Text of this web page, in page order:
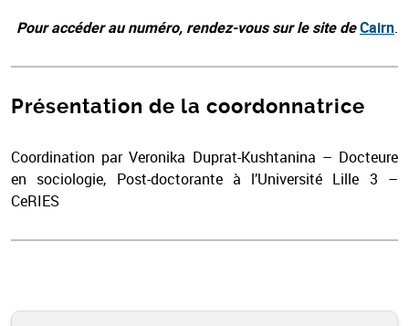
Pour accéder au numéro, rendez-vous sur le site deCairn.
Présentation de la coordonnatrice
Coordination par Veronika Duprat-Kushtanina – Docteure
en sociologie, Post-doctorante à l’Université Lille 3 –
CeRIES